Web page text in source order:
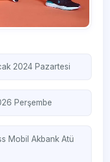
2024 Pazartesi
Perşembe
MobilAkbankAtü